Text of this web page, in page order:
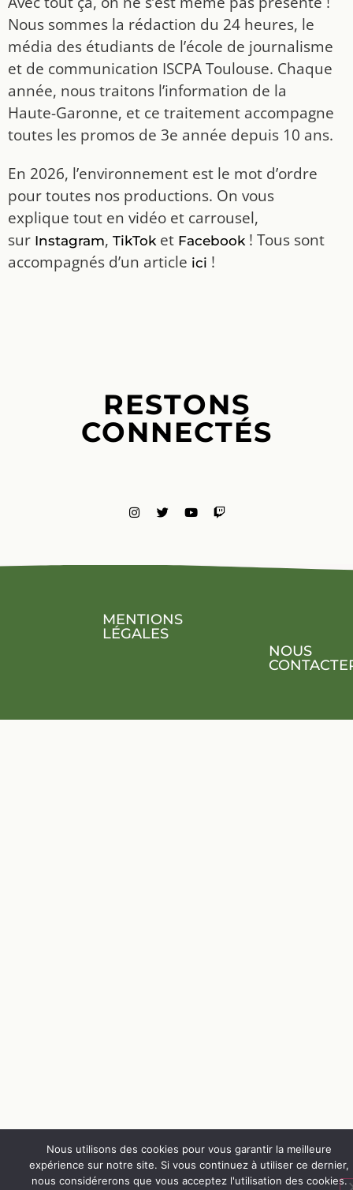
Nous sommes la rédaction du 24 heures, le
média des étudiants de l’école de journalisme
et de communication ISCPA Toulouse. Chaque
année, nous traitons l’information de la
Haute-Garonne, et ce traitement accompagne
toutes les promos de 3e année depuis 10 ans.
En 2026, l’environnement est le mot d’ordre
pour toutes nos productions. On vous
explique tout en vidéo et carrousel,
sur Instagram, TikToket Facebook! Tous sont
accompagnés d’un article ici !
RESTONS
CONNECTÉS
MENTIONS
LÉGALES
NOUS
Nous utilisons des cookies pour vous garantir la meilleure
expérience sur notre site. Si vous continuez à utiliser ce dernier,
nous considérerons que vous acceptez l'utilisation des cookies.